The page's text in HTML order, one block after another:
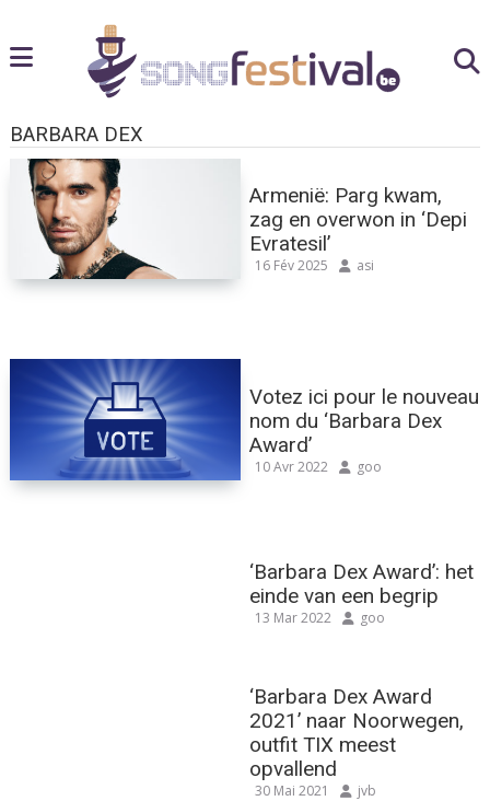
BARBARA DEX
Armenië: Parg kwam,
zag en overwon in ‘Depi
Evratesil’
16 Fév 2025 asi
Votez ici pour le nouveau
nom du ‘Barbara Dex
Award’
10 Avr 2022 goo
‘Barbara Dex Award’: het
einde van een begrip
13 Mar 2022 goo
‘Barbara Dex Award
2021’ naar Noorwegen,
outfit TIX meest
opvallend
30 Mai 2021 jvb